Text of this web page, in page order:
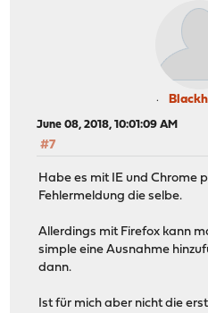
June 08, 2018, 10:01:09 AM
#7
Habe es mit IE und Chrome
Fehlermeldung die selbe.
Allerdings mit Firefox kann
simple eine Ausnahme
dann.
Ist für mich aber nicht die